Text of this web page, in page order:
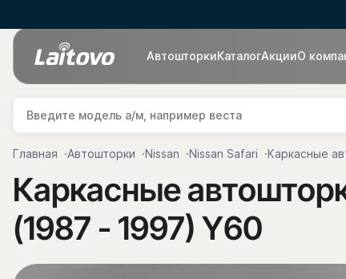
АвтошторкиКаталогАкцииО
Главная Автошторки Nissan Nissan Safari Каркасные
Каркасные
(1987 - 1997) Y60